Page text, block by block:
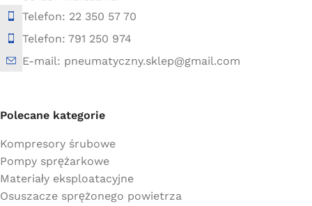
Telefon: 22 350 57 70
Telefon: 791 250 974
E-mail: pneumatyczny.sklep@gmail.com
Polecane kategorie
Kompresory śrubowe
Pompy sprężarkowe
Materiały eksploatacyjne
Osuszacze sprężonego powietrza